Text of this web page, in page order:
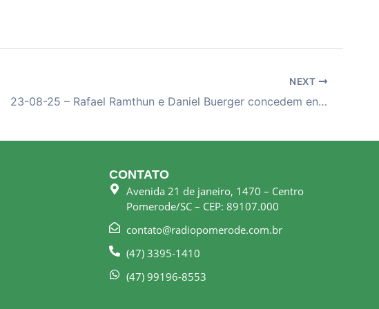
NEXT
23-08-25 – Rafael Ramthun e Daniel Buerger concedem entrevista na Rádio Pomerode
CONTATO
Avenida 21 de janeiro, 1470 – Centro
Pomerode/SC – CEP: 89107.000
contato@radiopomerode.com.br
(47) 3395-1410
(47) 99196-8553